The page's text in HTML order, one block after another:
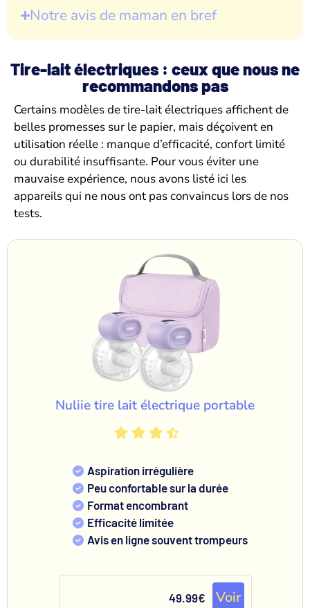
Notre avis de maman en bref
Tire-lait électriques : ceux que nous ne
recommandons pas
Certains modèles de tire-lait électriques affichent de
belles promesses sur le papier, mais déçoivent en
utilisation réelle : manque d’efficacité, confort limité
ou durabilité insuffisante. Pour vous éviter une
mauvaise expérience, nous avons listé ici les
appareils qui ne nous ont pas convaincus lors de nos
tests.
Nuliie tire lait électrique portable
Aspiration irrégulière
Peu confortable sur la durée
Format encombrant
Efficacité limitée
Avis en ligne souvent trompeurs
49.99€ Voir